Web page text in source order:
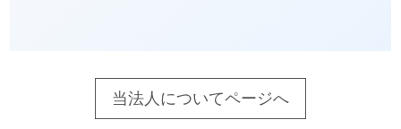
当法人についてページへ